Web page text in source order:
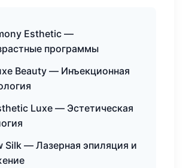
Esthetic —
программы
Beauty — Инъекционная
Luxe — Эстетическая
Silk — Лазерная эпиляция и